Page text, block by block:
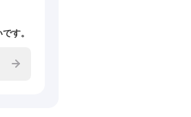
す。